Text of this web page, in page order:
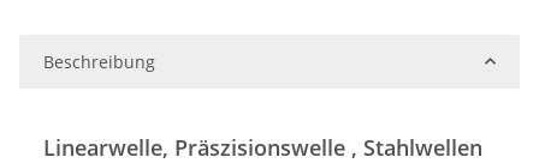
Beschreibung
Linearwelle, Präszisionswelle , Stahlwellen